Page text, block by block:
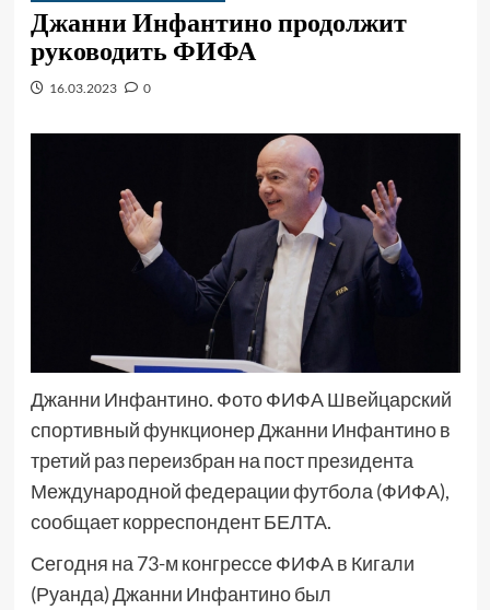
Джанни Инфантино продолжит
руководить ФИФА
16.03.2023 0
Джанни Инфантино. Фото ФИФА Швейцарский
спортивный функционер Джанни Инфантино в
третий раз переизбран на пост президента
Международной федерации футбола (ФИФА),
сообщает корреспондент БЕЛТА.
Сегодня на 73-м конгрессе ФИФА в Кигали
(Руанда) Джанни Инфантино был